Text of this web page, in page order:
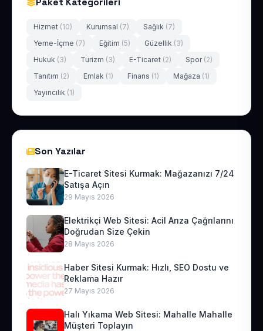
Hizmet (10) Kurumsal (7) Sağlık (7)
Yeme-İçme (7) Eğitim (5) Güzellik (3)
Hukuk (3) Turizm (3) E-Ticaret (2) Spor (2)
Tanıtım (2) Emlak (1) Finans (1) Mağaza (1)
Yayıncılık (1)
Son Yazılar
E-Ticaret Sitesi Kurmak: Mağazanızı 7/24
Satışa Açın
29 Mayıs 2026
Elektrikçi Web Sitesi: Acil Arıza Çağrılarını
Doğrudan Size Çekin
28 Mayıs 2026
Haber Sitesi Kurmak: Hızlı, SEO Dostu ve
Reklama Hazır
27 Mayıs 2026
Halı Yıkama Web Sitesi: Mahalle Mahalle
Müşteri Toplayın